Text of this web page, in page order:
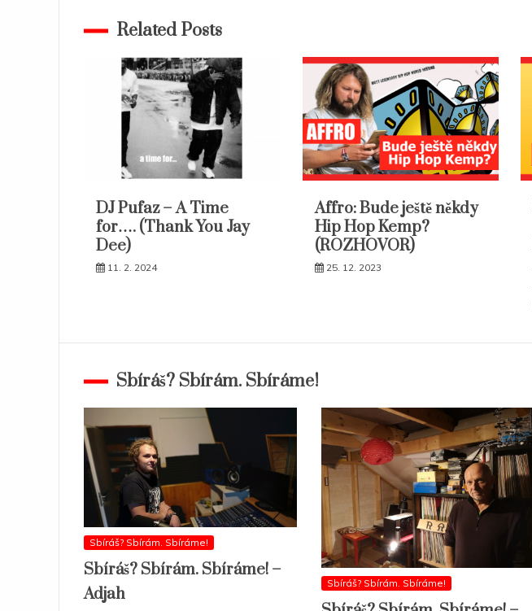
příspěvek
Related Posts
DJ Pufaz – A Time
for…. (Thank You Jay
Dee)
11. 2. 2024
Affro: Bude ještě někdy
Hip Hop Kemp?
(ROZHOVOR)
25. 12. 2023
Sbíráš? Sbírám. Sbíráme!
Sbíráš? Sbírám. Sbíráme!
Sbíráš? Sbírám. Sbíráme! –
Adjah
Sbíráš? Sbírám. Sbíráme!